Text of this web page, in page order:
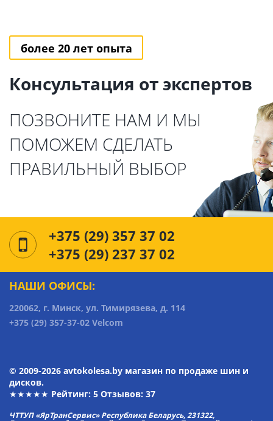
более 20 лет опыта
Консультация от экспертов
ПОЗВОНИТЕ НАМ И МЫ
ПОМОЖЕМ СДЕЛАТЬ
ПРАВИЛЬНЫЙ ВЫБОР
+375 (29) 357 37 02
+375 (29) 237 37 02
НАШИ ОФИСЫ:
220062, г. Минск, ул. Тимирязева, д. 114
+375 (29) 357-37-02 Velcom
© 2009-2026 avtokolesa.by магазин по продаже шин и
дисков.
★★★★★ Рейтинг: 5 Отзывов: 37
ЧТТУП «ЯрТранСервис» Республика Беларусь, 231322,